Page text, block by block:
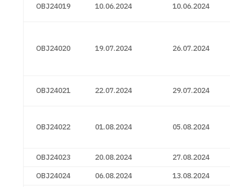
OBJ24019 10.06.2024 10.06.2024
OBJ24020 19.07.2024 26.07.2024
OBJ24021 22.07.2024 29.07.2024
OBJ24022 01.08.2024 05.08.2024
OBJ24023 20.08.2024
27.08.2024
OBJ24024
06.08.2024 13.08.2024